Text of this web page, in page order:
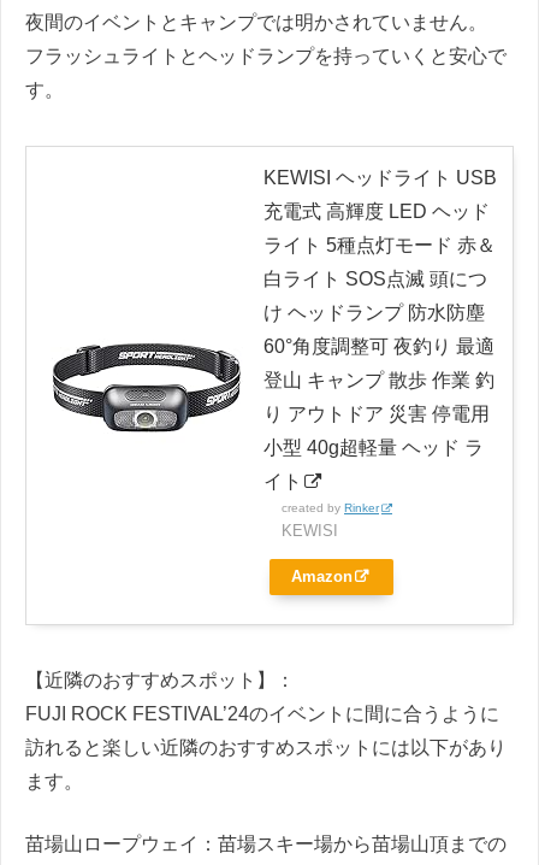
夜間のイベントとキャンプでは明かされていません。
フラッシュライトとヘッドランプを持っていくと安心で
す。
KEWISI ヘッドライト USB
充電式 高輝度 LED ヘッド
ライト 5種点灯モード 赤＆
白ライト SOS点滅 頭につ
け ヘッドランプ 防水防塵
60°角度調整可 夜釣り 最適
登山 キャンプ 散歩 作業 釣
り アウトドア 災害 停電用
小型 40g超軽量 ヘッド ラ
イト
created by Rinker
KEWISI
Amazon
【近隣のおすすめスポット】：
FUJI ROCK FESTIVAL’24のイベントに間に合うように
訪れると楽しい近隣のおすすめスポットには以下があり
ます。
苗場山ロープウェイ：苗場スキー場から苗場山頂までの